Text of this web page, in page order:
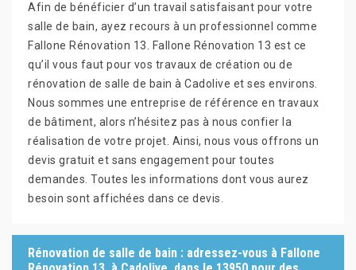
Afin de bénéficier d’un travail satisfaisant pour votre
salle de bain, ayez recours à un professionnel comme
Fallone Rénovation 13. Fallone Rénovation 13 est ce
qu’il vous faut pour vos travaux de création ou de
rénovation de salle de bain à Cadolive et ses environs.
Nous sommes une entreprise de référence en travaux
de bâtiment, alors n’hésitez pas à nous confier la
réalisation de votre projet. Ainsi, nous vous offrons un
devis gratuit et sans engagement pour toutes
demandes. Toutes les informations dont vous aurez
besoin sont affichées dans ce devis.
Rénovation de salle de bain : adressez-vous à Fallone